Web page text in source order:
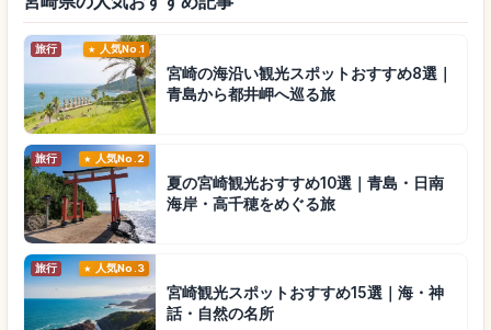
旅行 人気No.1
宮崎の海沿い観光スポットおすすめ8選｜
青島から都井岬へ巡る旅
旅行 人気No.2
夏の宮崎観光おすすめ10選｜青島・日南
海岸・高千穂をめぐる旅
旅行 人気No.3
宮崎観光スポットおすすめ15選｜海・神
話・自然の名所